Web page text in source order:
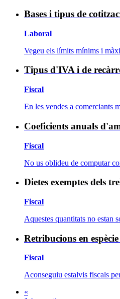
Bases i tipus de
Laboral
Vegeu els límits mínims i
Tipus d'IVA i de
Fiscal
En les vendes a comerciants
Coeficients anuals
Fiscal
No us oblideu de computar
Dietes exemptes dels
Fiscal
Aquestes quantitats no estan
Retribucions en
Fiscal
Aconseguiu estalvis fiscals
«